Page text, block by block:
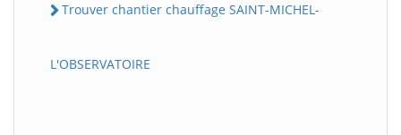
Trouver chantier chauffage SAINT-MICHEL-
L'OBSERVATOIRE